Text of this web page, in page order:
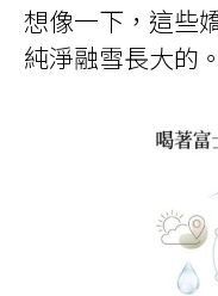
想像一下，這些
純淨融雪長大的。